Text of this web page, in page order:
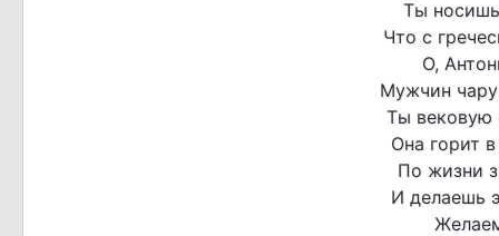
Ты
Что с
О,
Мужчин
Ты вековую
Она горит
По жизни
И делаешь